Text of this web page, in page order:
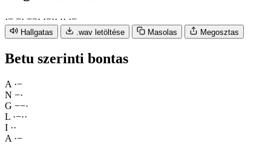
·− −· −−· ·−·· ·· ·−
Hallgatas .wav letöltése Masolas Megosztas
Betu szerinti bontas
A ·−
N −·
G −−·
L ·−··
I ··
A ·−